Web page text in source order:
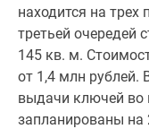
Коттеджные
поселки
водоема
Коттеджные
находится на трех
третьей очередей
145 кв. м.
от 1,4 млн рублей.
выдачи ключей во
запланированы на